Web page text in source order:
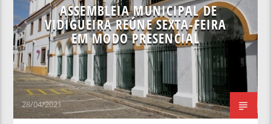
ASSEMBLEIA MUNICIPAL DE
VIDIGUEIRA REÚNE SEXTA-FEIRA
EM MODO PRESENCIAL
28/04/2021